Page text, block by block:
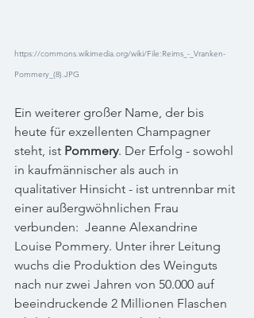
https://commons.wikimedia.org/wiki/File:Reims_-_Vranken-
Pommery_(8).JPG
Ein weiterer großer Name, der bis
heute für exzellenten Champagner
steht, ist Pommery. Der Erfolg - sowohl
in kaufmännischer als auch in
qualitativer Hinsicht - ist untrennbar mit
einer außergwöhnlichen Frau
verbunden:  Jeanne Alexandrine
Louise Pommery. Unter ihrer Leitung
wuchs die Produktion des Weinguts
nach nur zwei Jahren von 50.000 auf
beeindruckende 2 Millionen Flaschen